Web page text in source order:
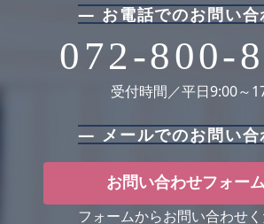
― お電話でのお問い
072-800-
受付時間／平日9:00～
― メールでのお問い
お問い合わせフォー
フォームからお問い合わせく